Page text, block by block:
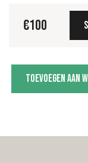
€100
aantal
Toevoegen aan